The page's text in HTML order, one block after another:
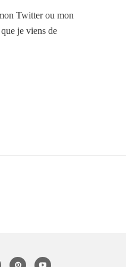
Twitter ou mon
je viens de